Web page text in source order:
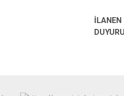
İLANEN